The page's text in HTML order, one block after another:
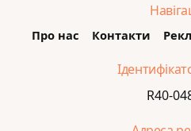
Про нас Контакти
R40-